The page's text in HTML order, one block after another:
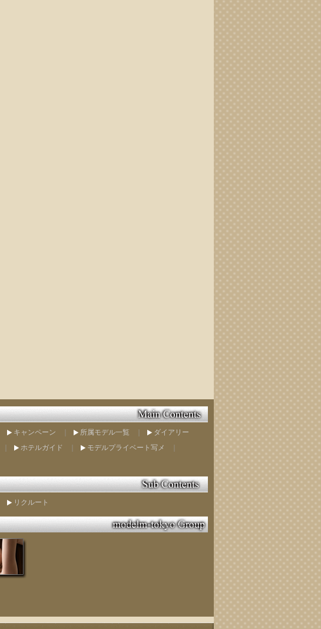
キャンペーン ｜ 所属モデル一覧 ｜
ダイアリー
｜ ホテルガイド ｜ モデルプライベート写メ
｜
リクルート